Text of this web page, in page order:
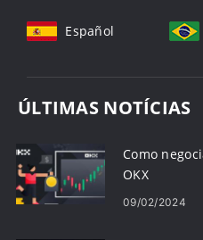
Español
ÚLTIMAS NOTÍCIAS
Como
OKX
09/02/2024